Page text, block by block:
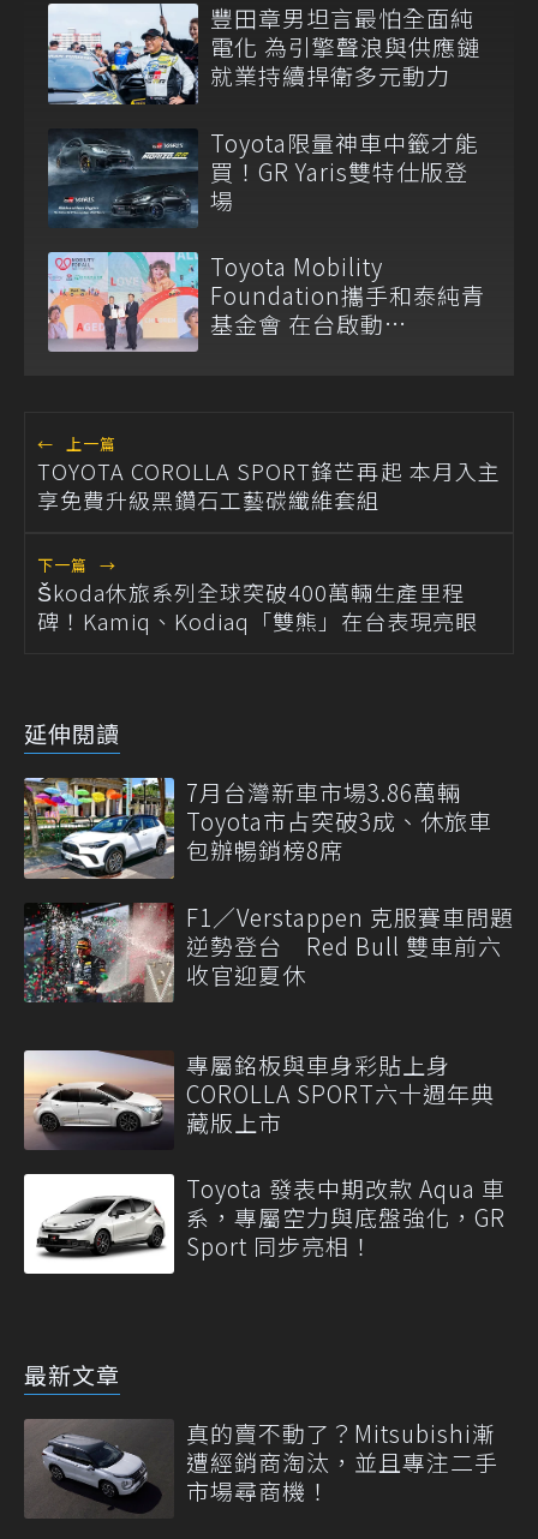
豐田章男坦言最怕全面純
電化 為引擎聲浪與供應鏈
就業持續捍衛多元動力
Toyota限量神車中籤才能
買！GR Yaris雙特仕版登
場
Toyota Mobility
Foundation攜手和泰純青
基金會 在台啟動
← 上一篇
TOYOTA COROLLA SPORT鋒芒再起 本月入主
享免費升級黑鑽石工藝碳纖維套組
下一篇 →
Škoda休旅系列全球突破400萬輛生產里程
碑！Kamiq、Kodiaq「雙熊」在台表現亮眼
延伸閱讀
7月台灣新車市場3.86萬輛
Toyota市占突破3成、休旅車
包辦暢銷榜8席
F1／Verstappen 克服賽車問題
逆勢登台 Red Bull 雙車前六
收官迎夏休
專屬銘板與車身彩貼上身
COROLLA SPORT六十週年典
藏版上市
Toyota 發表中期改款 Aqua 車
系，專屬空力與底盤強化，GR
Sport 同步亮相！
最新文章
真的賣不動了？Mitsubishi漸
遭經銷商淘汰，並且專注二手
市場尋商機！